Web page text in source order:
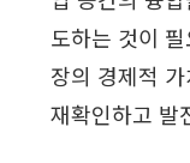
도하는 것이
장의 경제적
재확인하고 발